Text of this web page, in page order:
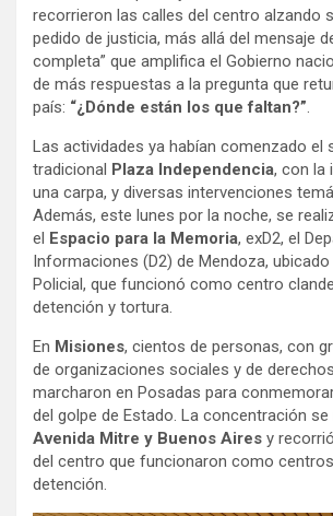
recorrieron las calles del centro alzando
pedido de justicia, más allá del mensaje
completa” que amplifica el Gobierno
de más respuestas a la pregunta que
país: “¿Dónde están los que faltan?”.
Las actividades ya habían comenzado el
tradicional Plaza Independencia, con la
una carpa, y diversas intervenciones
Además, este lunes por la noche, se
el Espacio para la Memoria, exD2, el
Informaciones (D2) de Mendoza, ubicado
Policial, que funcionó como centro
detención y tortura.
En Misiones, cientos de personas, con
de organizaciones sociales y de
marcharon en Posadas para
del golpe de Estado. La concentración
Avenida Mitre y Buenos Aires y
del centro que funcionaron como
detención.